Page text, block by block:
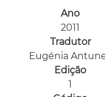
Ano
2011
Tradutor
Eugénia
Edição
1